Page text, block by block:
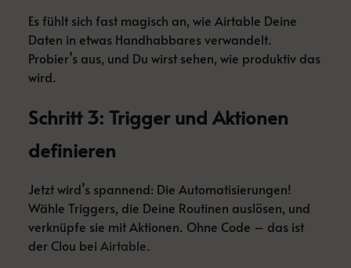
Es fühlt sich fast magisch an, wie Airtable Deine
Daten in etwas Handhabbares verwandelt.
Probier’s aus, und Du wirst sehen, wie produktiv das
wird.
Schritt 3: Trigger und Aktionen
definieren
Jetzt wird’s spannend: Die Automatisierungen!
Wähle Triggers, die Deine Routinen auslösen, und
verknüpfe sie mit Aktionen. Ohne Code – das ist
der Clou bei Airtable.